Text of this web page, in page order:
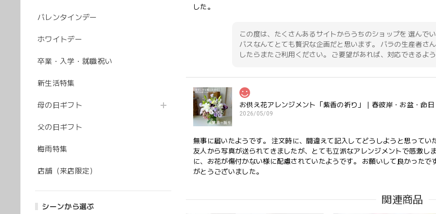
バレンタインデー
ホワイトデー
卒業・入学・就職祝い
新生活特集
母の日ギフト
父の日ギフト
梅雨特集
店舗（来店限定）
シーンから選ぶ
した。
この度は、たくさんあるサイトからうちのショップを 選んで
バスなんてとても贅沢な企画だと思います。 バラの生産者さ
したらまたご利用ください。 ご要望があれば、対応できるよ
お供え花アレンジメント「紫香の祈り」｜春彼岸・お盆・命
2026/05/09
無事に届いたようです。 注文時に、間違えて記入してどうしようと思って
友人から写真が送られてきましたが、とても立派なアレンジメントで感激し
に、お花が傷付かない様に配慮されていたようです。 お願いして良かった
がとうございました。
このたびは大切なご友人への贈り物に、当店のお花をお選び
関連商品